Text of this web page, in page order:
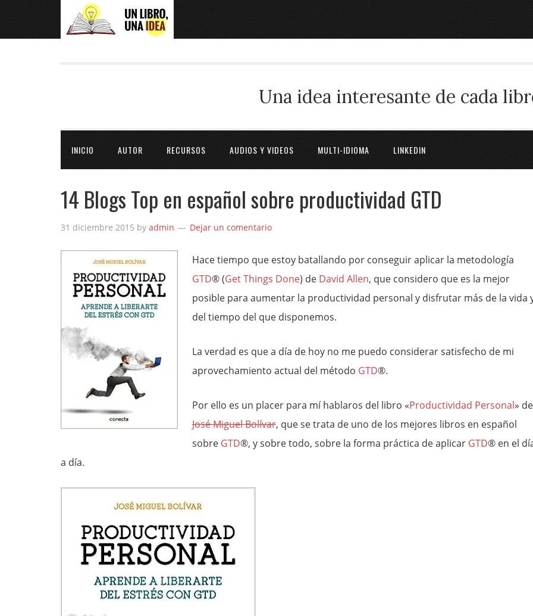
Una idea interesante de cada
INICIO AUTOR RECURSOS AUDIOS Y VIDEOS MULTI-IDIOMA LINKEDIN
14 Blogs Top en español sobre productividad GTD
31 diciembre 2015 by admin Dejar un comentario
Hace tiempo que estoy batallando por conseguir aplicar la metodología
GTD® (Get Things Done) de David Allen, que considero que es la mejor
posible para aumentar la productividad personal y disfrutar más de la vida
del tiempo del que disponemos.
La verdad es que a día de hoy no me puedo considerar satisfecho de mi
aprovechamiento actual del método GTD®.
Por ello es un placer para mí hablaros del libro «Productividad Personal» de
José Miguel Bolívar, que se trata de uno de los mejores libros en español
sobre GTD®, y sobre todo, sobre la forma práctica de aplicar GTD® en el
a día.